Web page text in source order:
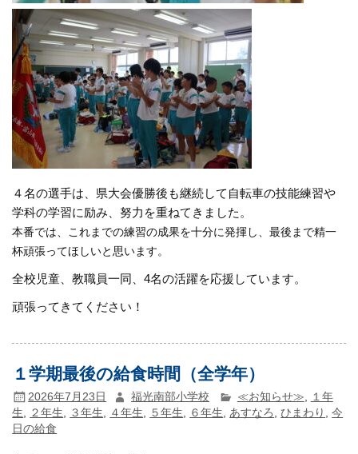
４名の選手は、県大会優勝後も継続して自転車の技能練習や
学科の学習に励み、努力を重ねてきました。
本番では、これまでの練習の成果を十分に発揮し、最後まで精一
杯頑張ってほしいと思います。
全校児童、教職員一同、4名の活躍を応援しています。
頑張ってきてください！
１学期最後の給食時間（全学年）
2026年7月23日 福光南部小学校 ≪お知らせ≫, １年
生, ２年生, ３年生, ４年生, ５年生, ６年生, あすなろ ,ひまわり ,今
日の給食